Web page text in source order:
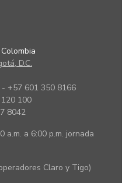
D.C.
+57 601 350 8166
100
8042
a.m. a 6:00 p.m. jornada
Claro y Tigo)